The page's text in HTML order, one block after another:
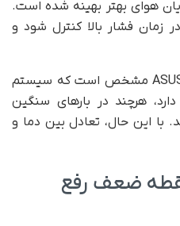
هوای بهتر بهینه شده است.
فشار بالا کنترل شود و
در نقد و بررسی ASUS TUF Gaming مشخص است که سیستم
هرچند در بارهای سنگین
با این حال، تعادل بین دما و
ضعف رفع